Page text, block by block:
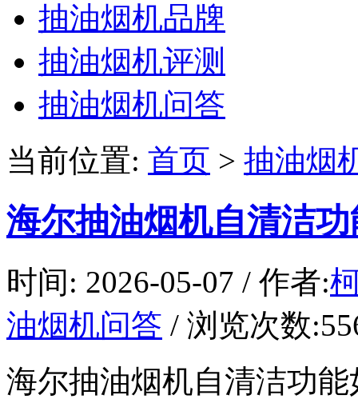
抽油烟机品牌
抽油烟机评测
抽油烟机问答
当前位置: 首页 > 抽油烟
海尔抽油烟机自清洁
时间: 2026-05-07 / 作者:
油烟机问答 / 浏览次数
海尔抽油烟机自清洁功